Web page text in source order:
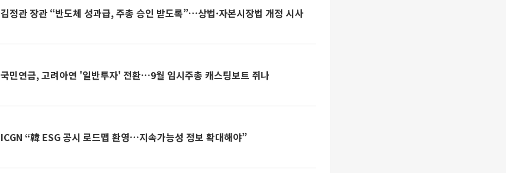
김정관 장관 “반도체 성과급, 주총 승인 받도록”…상법·자본시장법 개정 시사
국민연금, 고려아연 '일반투자' 전환…9월 임시주총 캐스팅보트 쥐나
ICGN “韓 ESG 공시 로드맵 환영…지속가능성 정보 확대해야”